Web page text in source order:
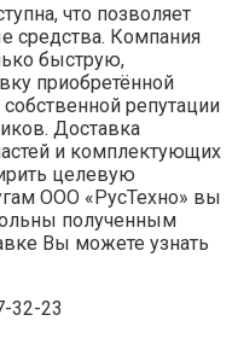
что позволяет
средства. Компания
быструю,
приобретённой
собственной репутации
Доставка
и комплектующих
целевую
ООО «РусТехно» вы
полученным
Вы можете узнать
32-23